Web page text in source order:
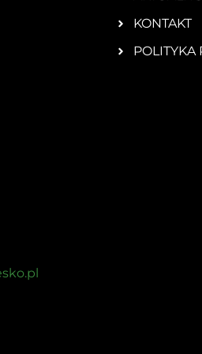
KONTAKT
POLITYKA